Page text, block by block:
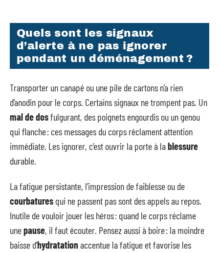
Quels sont les signaux
d’alerte à ne pas ignorer
pendant un déménagement ?
Transporter un canapé ou une pile de cartons n’a rien
d’anodin pour le corps. Certains signaux ne trompent pas. Un
mal de dosfulgurant, des poignets engourdis ou un genou
qui flanche : ces messages du corps réclament attention
immédiate. Les ignorer, c’est ouvrir la porte à lablessure
durable.
La fatigue persistante, l’impression de faiblesse ou de
courbatures qui ne passent pas sont des appels au repos.
Inutile de vouloir jouer les héros : quand le corps réclame
unepause, il faut écouter. Pensez aussi à boire : la moindre
baisse d’hydratationaccentue la fatigue et favorise les